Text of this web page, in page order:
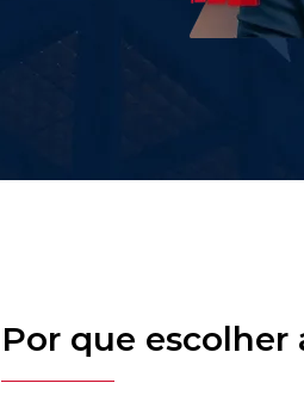
Por que escolher